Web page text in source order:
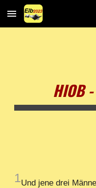
Skip to main content
HIOB
1Und jene drei